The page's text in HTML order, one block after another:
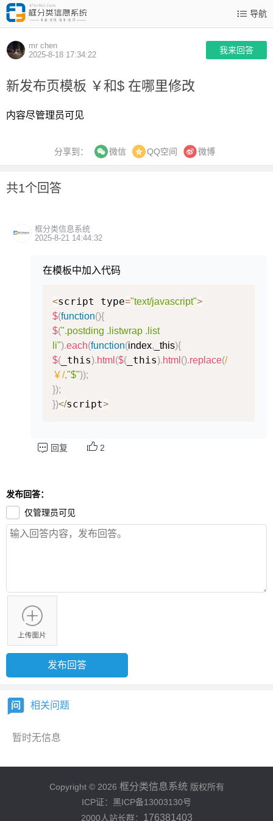
导航
mr chen
2025-8-18 17:34:22
我来回答
新发布页模板 ￥和$ 在哪里修改
内容尽管理员可见
分享到： 微信 QQ空间 微博
共1个回答
框分类信息系统
2025-8-21 14:44:32
在模板中加入代码
<script type="text/javascript">
$(function(){
$(".postding .listwrap .list
li").each(function(index, _this){
$( _this).html ($( _this).html ().replace(/
￥/,"$"));
});
})</script>
回复 2
发布回答：
仅管理员可见
相关问题
暂时无信息
Copyright © 2026 框分类信息系统版权所有
ICP证：黑ICP备13003130号
2000人站长群： 176381403